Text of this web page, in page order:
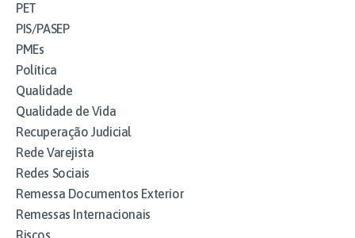
PET
PIS/PASEP
PMEs
Política
Qualidade
Qualidade de Vida
Recuperação Judicial
Rede Varejista
Redes Sociais
Remessa Documentos Exterior
Remessas Internacionais
Riscos